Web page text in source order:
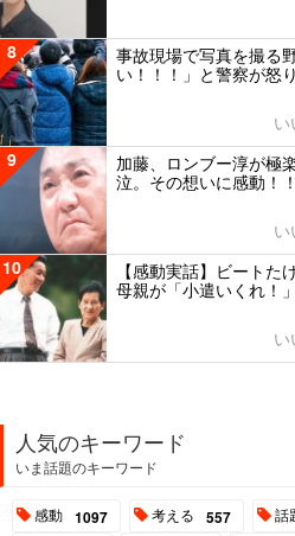
8
事故現場で写真を撮る
い！！！」と警察が怒
9
加藤、ロンブー淳が極
泣。その想いに感動！
10
【感動実話】ビート
母親が「小遣いくれ！
人気のキーワード
いま話題のキーワード
感動 1097 考える 557 話